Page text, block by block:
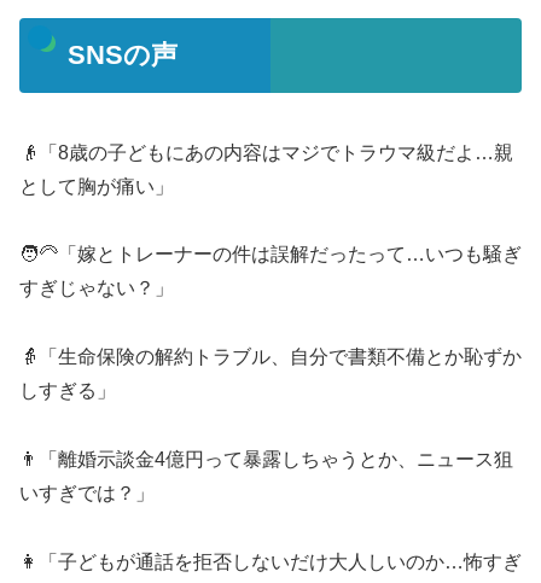
SNSの声
👴「8歳の子どもにあの内容はマジでトラウマ級だよ…親
として胸が痛い」
🧑‍🦳「嫁とトレーナーの件は誤解だったって…いつも騒ぎ
すぎじゃない？」
👵「生命保険の解約トラブル、自分で書類不備とか恥ずか
しすぎる」
👨「離婚示談金4億円って暴露しちゃうとか、ニュース狙
いすぎでは？」
👩「子どもが通話を拒否しないだけ大人しいのか…怖すぎ